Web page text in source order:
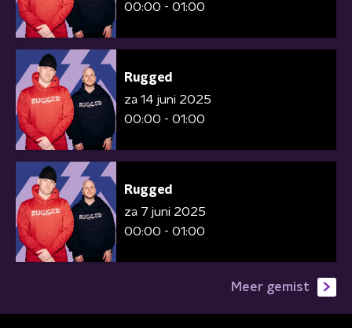
00:00 - 01:00
Rugged
za 14 juni 2025
00:00 - 01:00
Rugged
za 7 juni 2025
00:00 - 01:00
Meer gemist